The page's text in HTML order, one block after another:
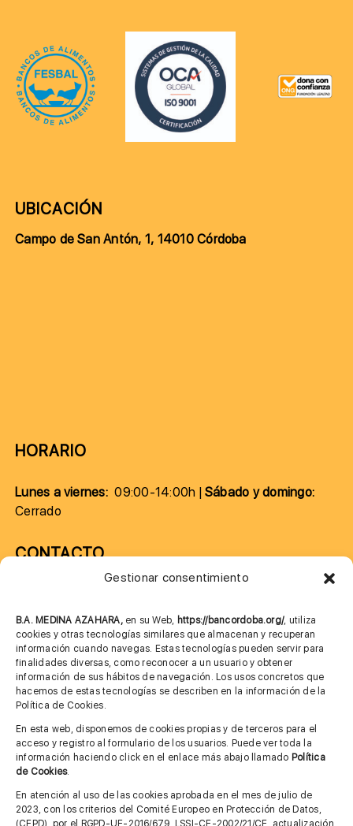
Gestionar consentimiento
B.A. MEDINA AZAHARA, en su Web, https://bancordoba.org/, utiliza
cookies y otras tecnologías similares que almacenan y recuperan
información cuando navegas. Estas tecnologías pueden servir para
finalidades diversas, como reconocer a un usuario y obtener
información de sus hábitos de navegación. Los usos concretos que
hacemos de estas tecnologías se describen en la información de la
Política de Cookies.
En esta web, disponemos de cookies propias y de terceros para el
acceso y registro al formulario de los usuarios. Puede ver toda la
información haciendo click en el enlace más abajo llamado Política
de Cookies.
En atención al uso de las cookies aprobada en el mes de julio de
2023, con los criterios del Comité Europeo en Protección de Datos,
(CEPD), por el RGPD-UE-2016/679, LSSI-CE-2002/21/CE, actualización,
UBICACIÓN
Campo de San Antón, 1, 14010 Córdoba
HORARIO
Lunes a viernes:09:00-14:00h |Sábado y domingo:
Cerrado
CONTACTO
685 901 226
MÁS INFORMACIÓN
Aviso legal
Política de privacidad
Cita previa FAGA